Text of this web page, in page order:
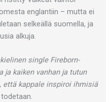
englantiin – mutta ei
selkeällä suomella, ja
alkuja.
single Fireborn-
ja kaiken vanhan ja tutun
että kappale inspiroi ihmisiä